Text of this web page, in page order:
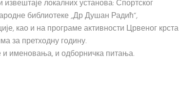
локалних установа: Спортског
библиотеке „Др Душан Радић“,
као и на програме активности Црвеног крста
за претходну годину.
и именовања, и одборничка питања.